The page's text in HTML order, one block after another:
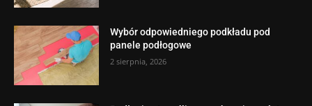
Wybór odpowiedniego podkładu pod
panele podłogowe
2 sierpnia, 2026